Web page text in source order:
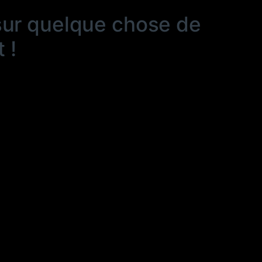
quelque chose de
!